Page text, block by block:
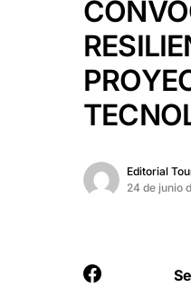
Editorial
24 de junio